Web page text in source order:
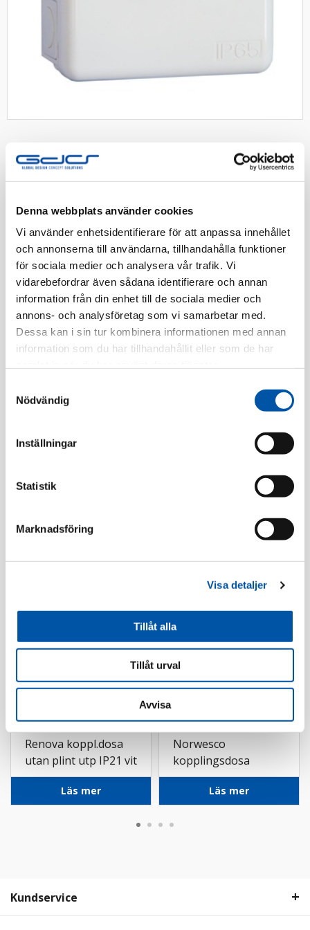
Denna webbplats använder cookies
Vi använder enhetsidentifierare för att anpassa innehållet
och annonserna till användarna, tillhandahålla funktioner
för sociala medier och analysera vår trafik. Vi
vidarebefordrar även sådana identifierare och annan
information från din enhet till de sociala medier och
annons- och analysföretag som vi samarbetar med.
Dessa kan i sin tur kombinera informationen med annan
information som du har tillhandahållit eller som de har
Nödvändig
Inställningar
Statistik
Marknadsföring
Visa detaljer
Tillåt alla
Tillåt urval
Avvisa
SCHNEIDER
Schneider koppl.dosa U56
klicklock utp IP55 tom vit
Utanpåliggande kopplingsdosa med klicklock, IP65,
utan anslutningsplint Vit
Artnr:
1438248
EAN-kod:
3606481158178
Tillv. Artnr:
IMT34128
Finns i lager
Beskrivning
Specifikation
Renova koppl.dosa
utan plint utp IP21 vit
Läs mer
Norwesco
kopplingsdosa
kapslad IP65 utv grå
Läs mer
Kundservice